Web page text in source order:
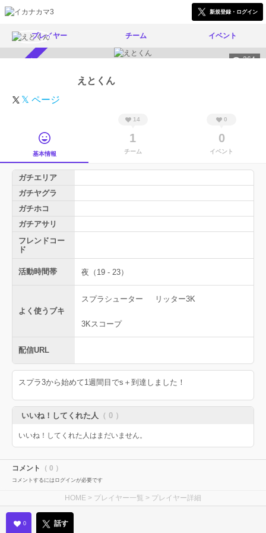
新規登録・ログイン
プレイヤー チーム イベント
364
えとくん
𝕏 ページ
基本情報
14
1
チーム
0
0
イベント
ガチエリア
ガチヤグラ
ガチホコ
ガチアサリ
フレンドコー
ド
活動時間帯 夜（19 - 23）
よく使うブキ
スプラシューター リッター3K
3Kスコープ
配信URL
スプラ3から始めて1週間目でs＋到達しました！
いいね！してくれた人 （ 0 ）
いいね！してくれた人はまだいません。
コメント （ 0 ）
コメントするにはログインが必要です
HOME > プレイヤー一覧 > プレイヤー詳細
0 話す